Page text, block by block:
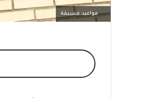
مواعيد مسبقة